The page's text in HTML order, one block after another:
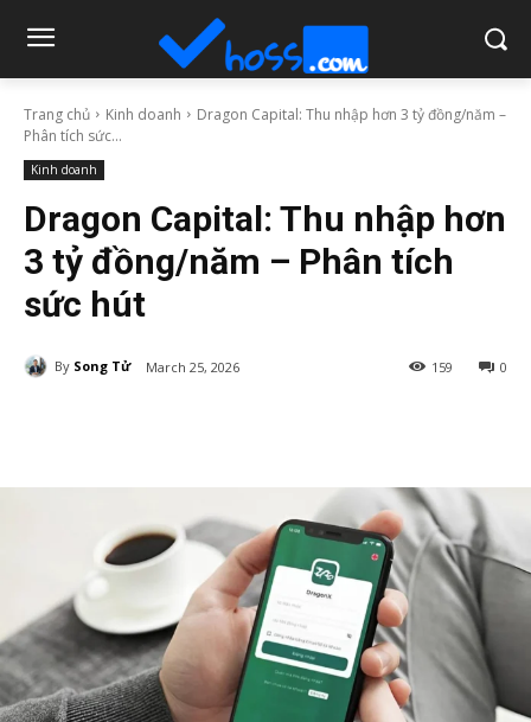
Trang chủ Kinh doanh
Dragon Capital: Thu nhập hơn 3 tỷ đồng/năm –
Phân tích sức...
Kinh doanh
Dragon Capital: Thu nhập hơn
3 tỷ đồng/năm – Phân tích
sức hút
By Song Tử March 25, 2026 0
159